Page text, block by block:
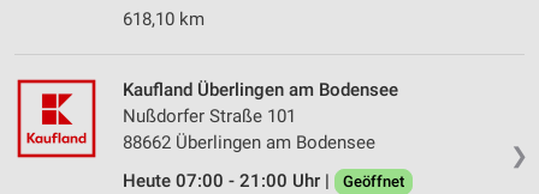
618,10 km
❯
Kaufland Überlingen am Bodensee
Nußdorfer Straße 101
88662 Überlingen am Bodensee
Heute 07:00 - 21:00 Uhr |
Geöffnet
Verwendung von Profilen zur Auswahl
personalisierter Werbung
Erstellung von Profilen zur Personalisierung